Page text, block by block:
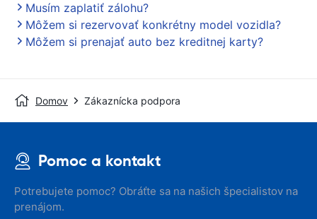
Musím zaplatiť zálohu?
Môžem si rezervovať konkrétny model vozidla?
Môžem si prenajať auto bez kreditnej karty?
Domov Zákaznícka podpora
Pomoc a kontakt
Potrebujete pomoc? Obráťte sa na našich špecialistov na
prenájom.